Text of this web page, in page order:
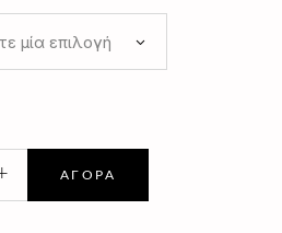
μία επιλογή
ΑΓΟΡΆ